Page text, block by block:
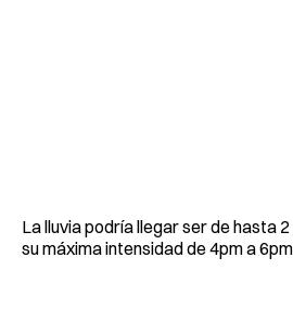
La lluvia podría llegar ser de hasta
su máxima intensidad de 4pm a